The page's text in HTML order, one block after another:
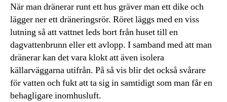
När man dränerar runt ett hus gräver man ett dike och
lägger ner ett dräneringsrör. Röret läggs med en viss
lutning så att vattnet leds bort från huset till en
dagvattenbrunn eller ett avlopp. I samband med att man
dränerar kan det vara klokt att även isolera
källarväggarna utifrån. På så vis blir det också svårare
för vatten och fukt att ta sig in samtidigt som man får en
behagligare inomhusluft.